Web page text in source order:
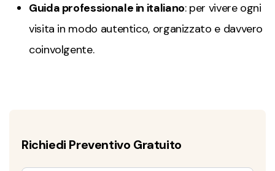
Guida professionale in italiano: per vivere ogni
visita in modo autentico, organizzato e davvero
coinvolgente.
Richiedi Preventivo Gratuito